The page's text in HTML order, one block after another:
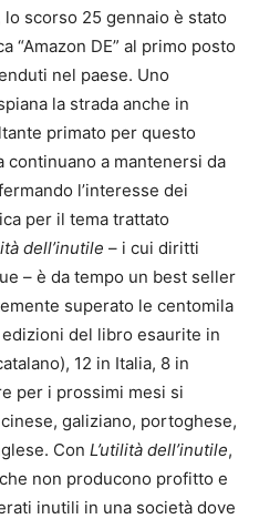
lo scorso 25 gennaio è stato
“Amazon DE” al primo posto
nel paese. Uno
la strada anche in
primato per questo
a mantenersi da
l’interesse dei
per il tema trattato
dell’inutile – i cui diritti
– è da tempo un best seller
superato le centomila
del libro esaurite in
12 in Italia, 8 in
per i prossimi mesi si
galiziano, portoghese,
Con L’utilità dell’inutile,
non producono profitto e
inutili in una società dove